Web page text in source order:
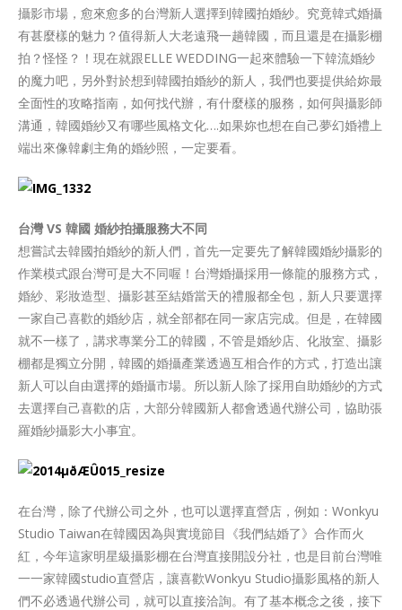
攝影市場，愈來愈多的台灣新人選擇到韓國拍婚紗。究竟韓式婚攝
有甚麼樣的魅力？值得新人大老遠飛一趟韓國，而且還是在攝影棚
拍？怪怪？！現在就跟ELLE WEDDING一起來體驗一下韓流婚紗
的魔力吧，另外對於想到韓國拍婚紗的新人，我們也要提供給妳最
全面性的攻略指南，如何找代辦，有什麼樣的服務，如何與攝影師
溝通，韓國婚紗又有哪些風格文化….如果妳也想在自己夢幻婚禮上
端出來像韓劇主角的婚紗照，一定要看。
台灣 VS 韓國 婚紗拍攝服務大不同
想嘗試去韓國拍婚紗的新人們，首先一定要先了解韓國婚紗攝影的
作業模式跟台灣可是大不同喔！台灣婚攝採用一條龍的服務方式，
婚紗、彩妝造型、攝影甚至結婚當天的禮服都全包，新人只要選擇
一家自己喜歡的婚紗店，就全部都在同一家店完成。但是，在韓國
就不一樣了，講求專業分工的韓國，不管是婚紗店、化妝室、攝影
棚都是獨立分開，韓國的婚攝產業透過互相合作的方式，打造出讓
新人可以自由選擇的婚攝市場。所以新人除了採用自助婚紗的方式
去選擇自己喜歡的店，大部分韓國新人都會透過代辦公司，協助張
羅婚紗攝影大小事宜。
在台灣，除了代辦公司之外，也可以選擇直營店，例如：Wonkyu
Studio Taiwan在韓國因為與實境節目《我們結婚了》合作而火
紅，今年這家明星級攝影棚在台灣直接開設分社，也是目前台灣唯
一一家韓國studio直營店，讓喜歡Wonkyu Studio攝影風格的新人
們不必透過代辦公司，就可以直接洽詢。有了基本概念之後，接下